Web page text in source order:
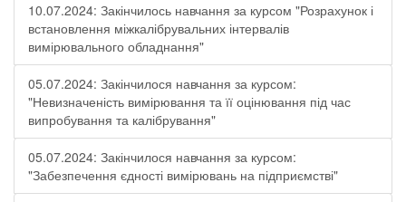
10.07.2024: Закінчилось навчання за курсом "Розрахунок і
встановлення міжкалібрувальних інтервалів
вимірювального обладнання"
05.07.2024: Закінчилося навчання за курсом:
"Невизначеність вимірювання та її оцінювання під час
випробування та калібрування"
05.07.2024: Закінчилося навчання за курсом:
"Забезпечення єдності вимірювань на підприємстві"